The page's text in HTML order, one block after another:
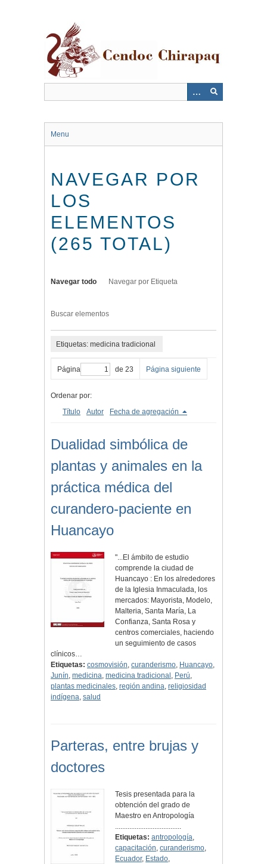
Menu
NAVEGAR POR
LOS
ELEMENTOS
(265 TOTAL)
Navegar todo Navegar por Etiqueta
Buscar elementos
Etiquetas: medicina tradicional
Página de 23 Página siguiente
Ordenar por:
Título
Autor Fecha de agregación
Dualidad simbólica de
plantas y animales en la
práctica médica del
curandero-paciente en
Huancayo
"...El ámbito de estudio
comprende la ciudad de
Huancayo : En los alrededores
de la Iglesia Inmaculada, los
mercados: Mayorista, Modelo,
Malteria, Santa María, La
Confianza, Santa Rosa y
centros comerciales, haciendo
un seguimiento de casos
clínicos…
Etiquetas: cosmovisión, curanderismo, Huancayo,
Junín, medicina, medicina tradicional , Perú,
plantas medicinales, región andina, religiosidad
indígena, salud
Parteras, entre brujas y
doctores
Tesis presentada para la
obtención del grado de
Maestro en Antropología
.....................................
Etiquetas: antropología,
capacitación,curanderismo,
Ecuador, Estado,